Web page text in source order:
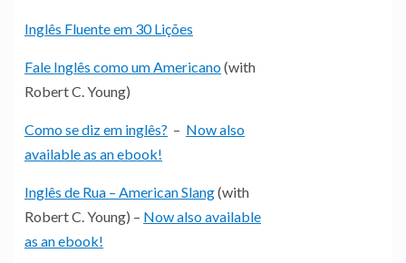
Inglês Fluente em 30 Lições
Fale Inglês como um Americano(with
Robert C. Young)
Como se diz em inglês? – Now also
available as an ebook!
Inglês de Rua – American Slang(with
Robert C. Young) – Now also available
as an ebook!